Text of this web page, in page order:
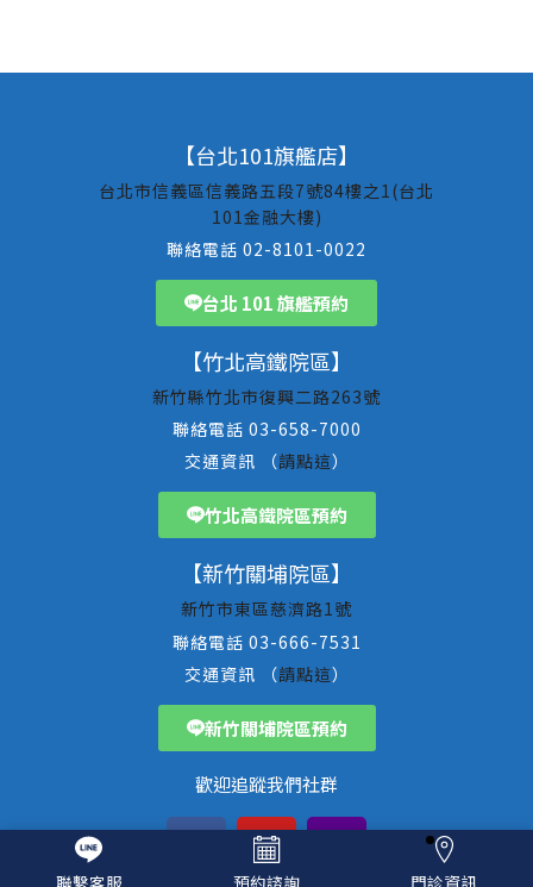
【台北101旗艦店】
台北市信義區信義路五段7號84樓之1(台北
101金融大樓)
聯絡電話 02-8101-0022
台北 101 旗艦預約
【竹北高鐵院區】
新竹縣竹北市復興二路263號
聯絡電話 03-658-7000
交通資訊 （請點這）
竹北高鐵院區預約
【新竹關埔院區】
新竹市東區慈濟路1號
聯絡電話 03-666-7531
交通資訊 （請點這）
新竹關埔院區預約
歡迎追蹤我們社群